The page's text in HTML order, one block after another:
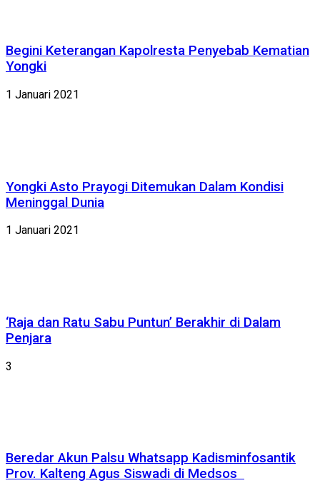
Begini Keterangan Kapolresta Penyebab Kematian
Yongki
1 Januari 2021
Yongki Asto Prayogi Ditemukan Dalam Kondisi
Meninggal Dunia
1 Januari 2021
‘Raja dan Ratu Sabu Puntun’ Berakhir di Dalam
Penjara
3
Beredar Akun Palsu Whatsapp Kadisminfosantik
Prov. Kalteng Agus Siswadi di Medsos